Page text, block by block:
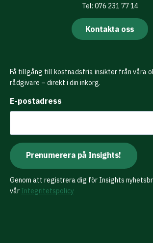
Tel: 076 231 77 14
Kontakta oss
Få tillgång till kostnadsfria insikter från våra
rådgivare – direkt i din inkorg.
E-postadress
Genom att registrera dig för Insights
vår Integritetspolicy